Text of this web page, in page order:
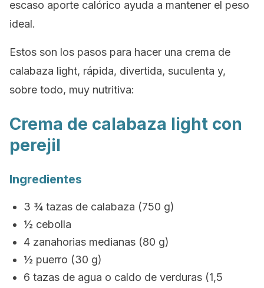
escaso aporte calórico ayuda a mantener el peso
ideal.
Estos son los pasos para hacer una crema de
calabaza light, rápida, divertida, suculenta y,
sobre todo, muy nutritiva:
Crema de calabaza light con
perejil
Ingredientes
3 ¾ tazas de calabaza (750 g)
½ cebolla
4 zanahorias medianas (80 g)
½ puerro (30 g)
6 tazas de agua o caldo de verduras (1,5